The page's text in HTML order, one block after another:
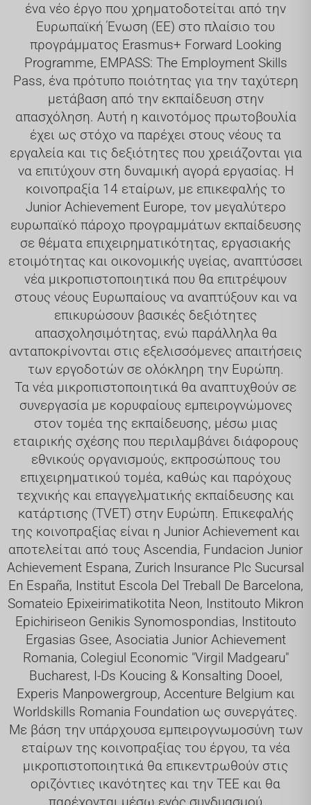
ένα νέο έργο που χρηματοδοτείται από την
Ευρωπαϊκή Ένωση (ΕΕ) στο πλαίσιο του
προγράμματος Erasmus+ Forward Looking
Programme, EMPASS: The Employment Skills
Pass, ένα πρότυπο ποιότητας για την ταχύτερη
μετάβαση από την εκπαίδευση στην
απασχόληση. Αυτή η καινοτόμος πρωτοβουλία
έχει ως στόχο να παρέχει στους νέους τα
εργαλεία και τις δεξιότητες που χρειάζονται για
να επιτύχουν στη δυναμική αγορά εργασίας. Η
κοινοπραξία 14 εταίρων, με επικεφαλής το
Junior Achievement Europe, τον μεγαλύτερο
ευρωπαϊκό πάροχο προγραμμάτων εκπαίδευσης
σε θέματα επιχειρηματικότητας, εργασιακής
ετοιμότητας και οικονομικής υγείας, αναπτύσσει
νέα μικροπιστοποιητικά που θα επιτρέψουν
στους νέους Ευρωπαίους να αναπτύξουν και να
επικυρώσουν βασικές δεξιότητες
απασχολησιμότητας, ενώ παράλληλα θα
ανταποκρίνονται στις εξελισσόμενες απαιτήσεις
των εργοδοτών σε ολόκληρη την Ευρώπη.
Τα νέα μικροπιστοποιητικά θα αναπτυχθούν σε
συνεργασία με κορυφαίους εμπειρογνώμονες
στον τομέα της εκπαίδευσης, μέσω μιας
εταιρικής σχέσης που περιλαμβάνει διάφορους
εθνικούς οργανισμούς, εκπροσώπους του
επιχειρηματικού τομέα, καθώς και παρόχους
τεχνικής και επαγγελματικής εκπαίδευσης και
κατάρτισης (TVET) στην Ευρώπη. Επικεφαλής
της κοινοπραξίας είναι η Junior Achievement και
αποτελείται από τους Ascendia, Fundacion Junior
Achievement Espana, Zurich Insurance Plc Sucursal
En España, Institut Escola Del Treball De Barcelona,
Somateio Epixeirimatikotita Neon, Institouto Mikron
Epichiriseon Genikis Synomospondias, Institouto
Ergasias Gsee, Asociatia Junior Achievement
Romania, Colegiul Economic "Virgil Madgearu"
Bucharest, I-Ds Koucing & Konsalting Dooel,
Experis Manpowergroup, Accenture Belgium και
Worldskills Romania Foundation ως συνεργάτες.
Με βάση την υπάρχουσα εμπειρογνωμοσύνη των
εταίρων της κοινοπραξίας του έργου, τα νέα
μικροπιστοποιητικά θα επικεντρωθούν στις
οριζόντιες ικανότητες και την ΤΕΕ και θα